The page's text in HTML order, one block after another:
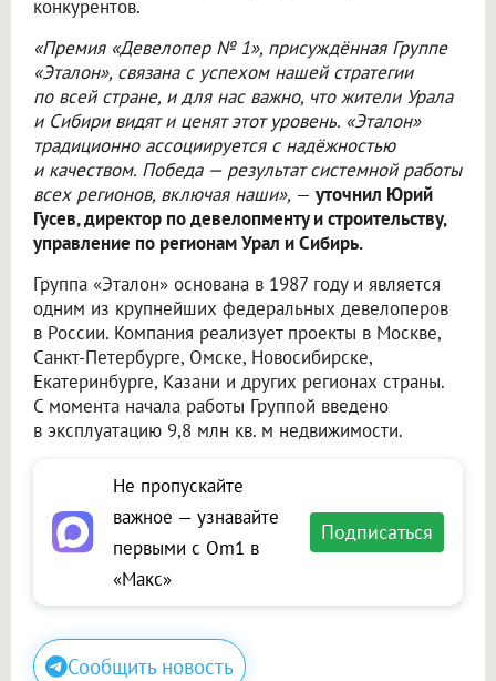
конкурентов.
«Премия «Девелопер № 1», присуждённая Группе
«Эталон», связана с успехом нашей стратегии
по всей стране, и для нас важно, что жители Урала
и Сибири видят и ценят этот уровень. «Эталон»
традиционно ассоциируется с надёжностью
и качеством. Победа — результат системной работы
всех регионов, включая наши», — уточнил Юрий
Гусев, директор по девелопменту и строительству,
управление по регионам Урал и Сибирь.
Группа «Эталон» основана в 1987 году и является
одним из крупнейших федеральных девелоперов
в России. Компания реализует проекты в Москве,
Санкт-Петербурге, Омске, Новосибирске,
Екатеринбурге, Казани и других регионах страны.
С момента начала работы Группой введено
в эксплуатацию 9,8 млн кв. м недвижимости.
Не пропускайте
важное — узнавайте
первыми с Om1 в
«Макс»
Подписаться
Сообщить новость